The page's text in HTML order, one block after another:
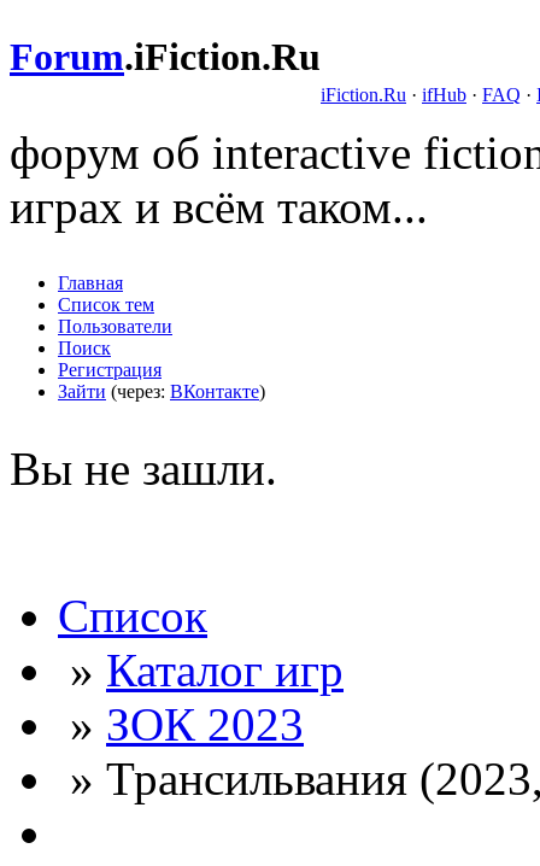
Forum.iFiction.Ru
iFiction.Ru · ifHub · FAQ ·
форум об interactive
играх и всём таком...
Главная
Список тем
Пользователи
Поиск
Регистрация
Зайти (через: ВКонтакте)
Вы не зашли.
Список
» Каталог игр
» ЗОК 2023
» Трансильвания